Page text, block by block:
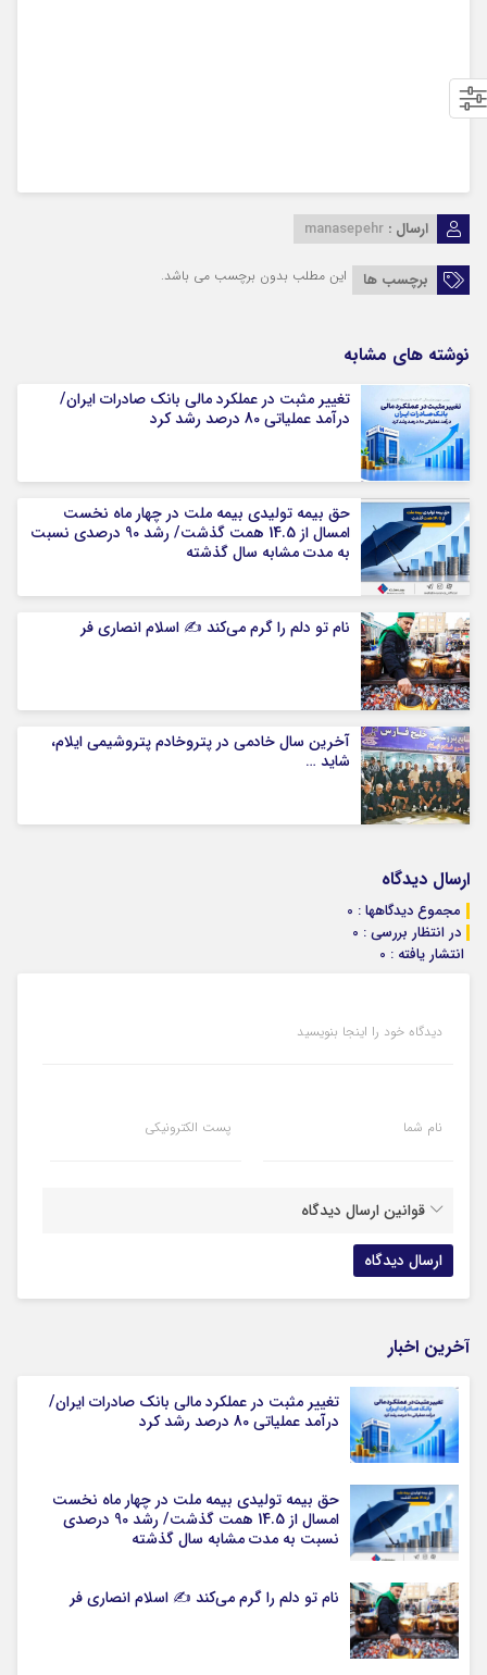
ارسال : manasepehr
برچسب ها این مطلب بدون برچسب می باشد.
نوشته های مشابه
تغییر مثبت در عملکرد مالی بانک صادرات ایران/
درآمد عملیاتی 80 درصد رشد کرد
حق بیمه تولیدی بیمه ملت در چهار ماه نخست
امسال از 14.5 همت گذشت/ رشد 90 درصدی نسبت
به مدت مشابه سال گذشته
نام تو دلم را گرم می‌کند ✍️ اسلام انصاری فر
آخرین سال خادمی در پتروخادم پتروشیمی ایلام،
شاید …
ارسال دیدگاه
مجموع دیدگاهها : 0
در انتظار بررسی : 0
انتشار یافته : 0
دیدگاه خود را اینجا بنویسید
نام شما پست الکترونیکی
قوانین ارسال دیدگاه
آخرین اخبار
تغییر مثبت در عملکرد مالی بانک صادرات ایران/
درآمد عملیاتی 80 درصد رشد کرد
حق بیمه تولیدی بیمه ملت در چهار ماه نخست
امسال از 14.5 همت گذشت/ رشد 90 درصدی
نسبت به مدت مشابه سال گذشته
نام تو دلم را گرم می‌کند ✍️ اسلام انصاری فر